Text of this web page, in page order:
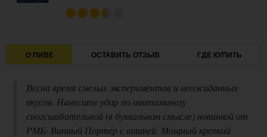
О ПИВЕ ОСТАВИТЬ ОТЗЫВ ГДЕ КУПИТЬ
Весна время смелых экспериментов и неожиданных
вкусов. Нанесите удар по авитаминозу
сногсшибательной (в буквальном смысле) новинкой от
РМБ: Винный Портер с вишней. Мощный крепкий